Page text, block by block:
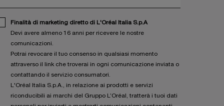
Finalità di marketing diretto di L'Oréal Italia S.p.A
Devi avere almeno 16 anni per ricevere le nostre
comunicazioni.
Potrai revocare il tuo consenso in qualsiasi momento
attraverso il link che troverai in ogni comunicazione inviata o
contattando il servizio consumatori.
L'Oréal Italia S.p.A., in relazione ai prodotti e servizi
riconducibili ai marchi del Gruppo L’Oréal, tratterà i tuoi dati